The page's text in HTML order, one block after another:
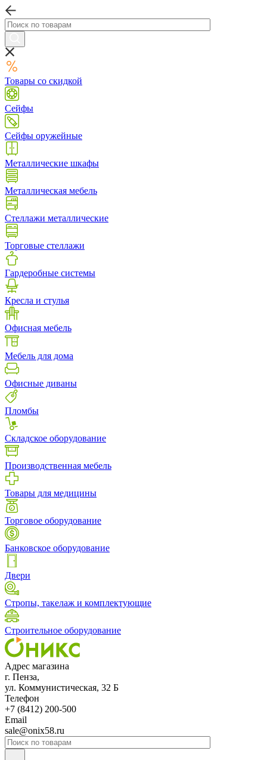
Товары со скидкой
Сейфы
Сейфы оружейные
Металлические шкафы
Металлическая мебель
Стеллажи металлические
Торговые стеллажи
Гардеробные системы
Кресла и стулья
Офисная мебель
Мебель для дома
Офисные диваны
Пломбы
Складское оборудование
Производственная мебель
Товары для медицины
Торговое оборудование
Банковское оборудование
Двери
Стропы, такелаж и комплектующие
Строительное оборудование
Адрес магазина
г. Пенза,
ул. Коммунистическая, 32 Б
Телефон
+7 (8412) 200-500
Email
sale@onix58.ru